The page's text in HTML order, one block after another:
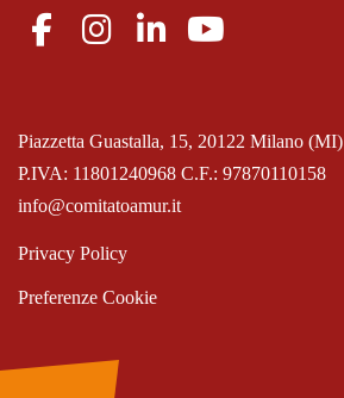
P.IVA: 11801240968 C.F.: 97870110158
Piazzetta Guastalla, 15, 20122 Milano (MI)
info@comitatoamur.it
Privacy Policy
Preferenze Cookie